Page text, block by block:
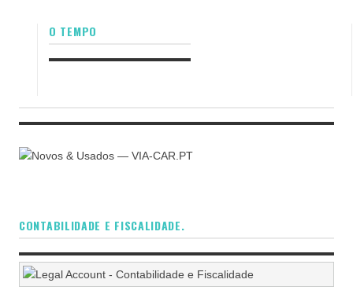
O TEMPO
CONTABILIDADE E FISCALIDADE.